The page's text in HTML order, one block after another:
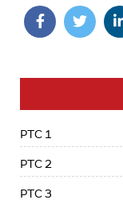
РТС 1
РТС 2
РТС 3